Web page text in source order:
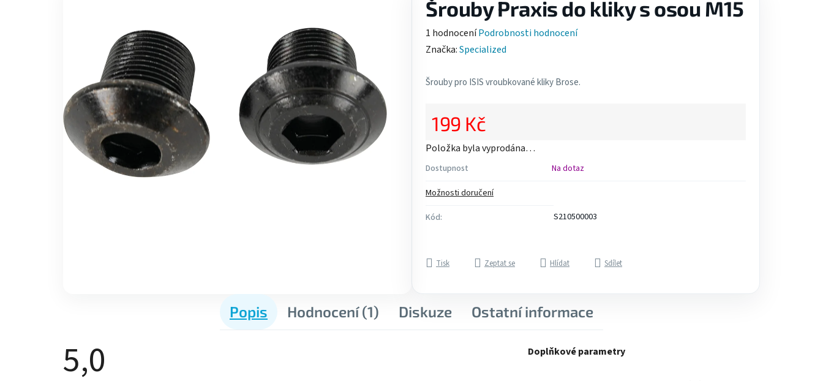
Šrouby Praxis do kliky s osou M15
Průměrné
hodnocení
je
hvězdiček.
1 hodnoceníPodrobnosti hodnocení
Značka:Specialized
Šrouby pro ISIS vroubkované kliky Brose.
Položka byla vyprodána…
Dostupnost
Na dotaz
Možnosti doručení
Kód:
S210500003
199 Kč
Měrná cena:
Tisk Zeptat se Hlídat Sdílet
Popis Hodnocení (1) Diskuze Ostatní informace
5,0 Doplňkové parametry